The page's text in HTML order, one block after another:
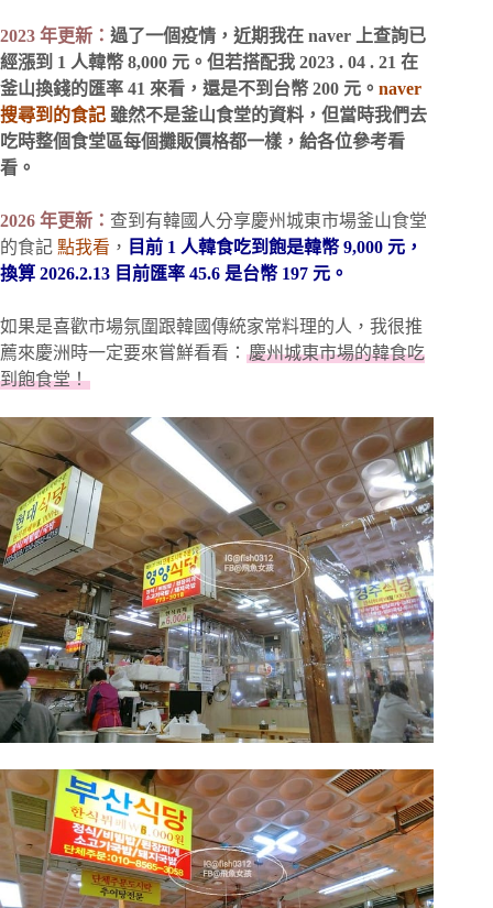
2023 年更新： 過了一個疫情，近期我在 naver 上查詢已
經漲到 1 人韓幣 8,000 元。但若搭配我 2023 . 04 . 21 在
釜山換錢的匯率 41 來看，還是不到台幣 200 元。 naver
搜尋到的食記 雖然不是釜山食堂的資料，但當時我們去
吃時整個食堂區每個攤販價格都一樣，給各位參考看
看。
2026 年更新： 查到有韓國人分享慶州城東市場釜山食堂
的食記 點我看 ， 目前 1 人韓食吃到飽是韓幣 9,000 元，
換算 2026.2.13 目前匯率 45.6 是台幣 197 元。
如果是喜歡市場氛圍跟韓國傳統家常料理的人，我很推
薦來慶洲時一定要來嘗鮮看看： 慶州城東市場的韓食吃
到飽食堂！